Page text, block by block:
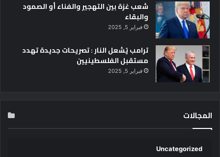
شعب غزة بين التهجير والفناء أو الصمود
والبقاء
فبراير 5, 2025
ترامب يُشعل النار : تصريحات جديدة تهدد
مستقبل الفلسطينيين
فبراير 5, 2025
المجالات
Uncategorized